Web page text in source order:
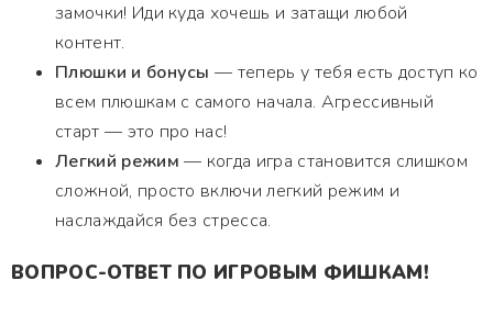
замочки! Иди куда хочешь и затащи любой
контент.
Плюшки и бонусы — теперь у тебя есть доступ ко
всем плюшкам с самого начала. Агрессивный
старт — это про нас!
Легкий режим — когда игра становится слишком
сложной, просто включи легкий режим и
наслаждайся без стресса.
ВОПРОС-ОТВЕТ ПО ИГРОВЫМ ФИШКАМ!